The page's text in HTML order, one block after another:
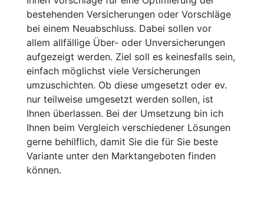
bestehenden Versicherungen oder Vorschläge
bei einem Neuabschluss. Dabei sollen vor
allem allfällige Über- oder Unversicherungen
aufgezeigt werden. Ziel soll es keinesfalls sein,
einfach möglichst viele Versicherungen
umzuschichten. Ob diese umgesetzt oder ev.
nur teilweise umgesetzt werden sollen, ist
Ihnen überlassen. Bei der Umsetzung bin ich
Ihnen beim Vergleich verschiedener Lösungen
gerne behilflich, damit Sie die für Sie beste
Variante unter den Marktangeboten finden
können.